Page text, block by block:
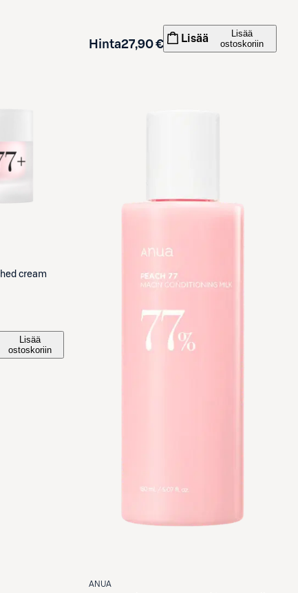
Hinta27,90 € Lisää
Lisää
ostoskoriin
cream
Lisää
ostoskoriin
ANUA